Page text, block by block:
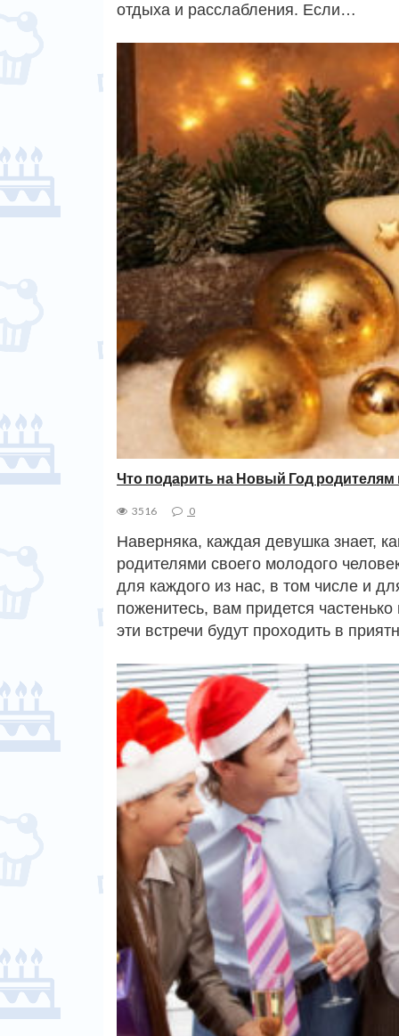
отдыха и расслабления. Если…
Что подарить на Новый Год родителям
3516 0
Наверняка, каждая девушка знает,
родителями своего молодого
для каждого из нас, в том числе и
поженитесь, вам придется
эти встречи будут проходить в